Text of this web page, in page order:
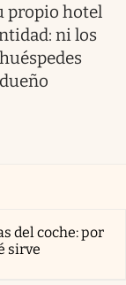
propio hotel
ni los
del coche: por
sirve